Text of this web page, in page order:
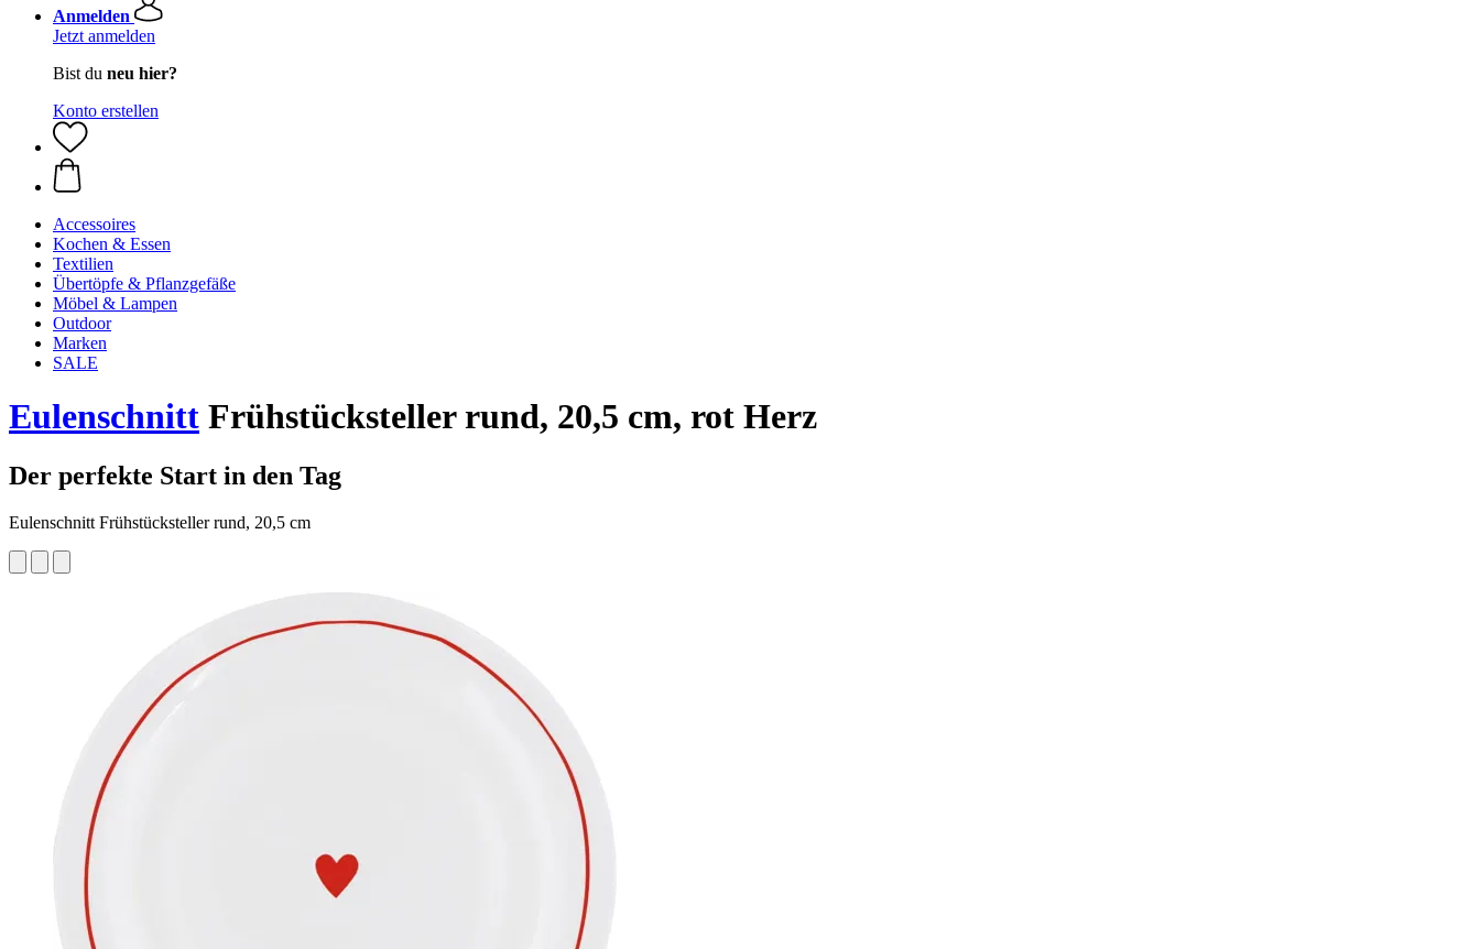
Anmelden
Jetzt anmelden
Bist du neu hier?
Konto erstellen
Accessoires
Kochen & Essen
Textilien
Übertöpfe & Pflanzgefäße
Möbel & Lampen
Outdoor
Marken
SALE
Eulenschnitt Frühstücksteller rund, 20,5 cm, rot Herz
Der perfekte Start in den Tag
Eulenschnitt Frühstücksteller rund, 20,5 cm